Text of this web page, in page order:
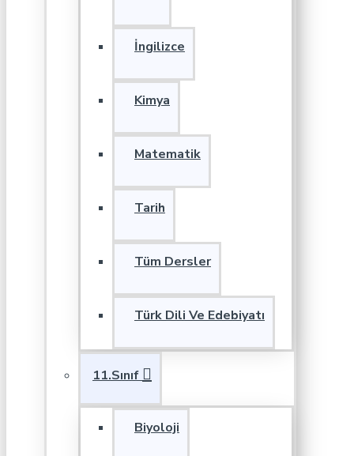
İngilizce
Kimya
Matematik
Tarih
Tüm Dersler
Türk Dili Ve Edebiyatı
11.Sınıf
Biyoloji